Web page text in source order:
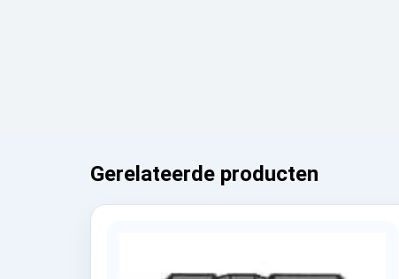
Gerelateerde producten